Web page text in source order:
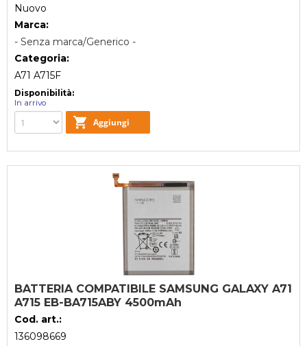
Nuovo
Marca:
- Senza marca/Generico -
Categoria:
A71 A715F
Disponibilità:
In arrivo
BATTERIA COMPATIBILE SAMSUNG GALAXY A71
A715 EB-BA715ABY 4500mAh
Cod. art.:
136098669